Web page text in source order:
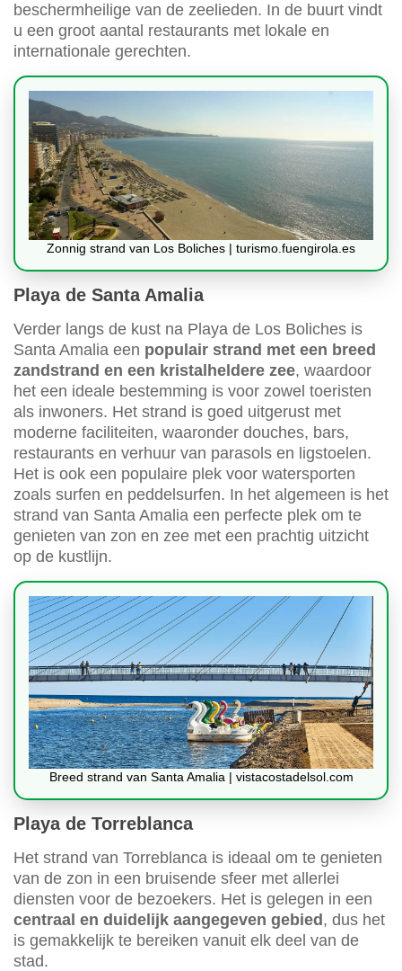
beschermheilige van de zeelieden. In de buurt vindt
u een groot aantal restaurants met lokale en
internationale gerechten.
Zonnig strand van Los Boliches | turismo.fuengirola.es
Playa de Santa Amalia
Verder langs de kust na Playa de Los Boliches is
Santa Amalia een populair strand met een breed
zandstrand en een kristalheldere zee, waardoor
het een ideale bestemming is voor zowel toeristen
als inwoners. Het strand is goed uitgerust met
moderne faciliteiten, waaronder douches, bars,
restaurants en verhuur van parasols en ligstoelen.
Het is ook een populaire plek voor watersporten
zoals surfen en peddelsurfen. In het algemeen is het
strand van Santa Amalia een perfecte plek om te
genieten van zon en zee met een prachtig uitzicht
op de kustlijn.
Breed strand van Santa Amalia | vistacostadelsol.com
Playa de Torreblanca
Het strand van Torreblanca is ideaal om te genieten
van de zon in een bruisende sfeer met allerlei
diensten voor de bezoekers. Het is gelegen in een
centraal en duidelijk aangegeven gebied , dus het
is gemakkelijk te bereiken vanuit elk deel van de
stad.